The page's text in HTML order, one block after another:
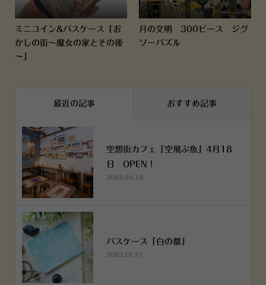
ミニコイン&パスケース「お
かしの街～魔女の家とその後
～」
月の文明 300ピース ジグ
ソーパズル
最近の記事 おすすめ記事
空想街カフェ「空飛ぶ魚」4月18
日 OPEN！
2024.04.18
パスケース「白の都」
2023.01.21